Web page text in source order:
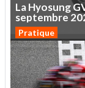
LaHyosung
septembre
Pratique